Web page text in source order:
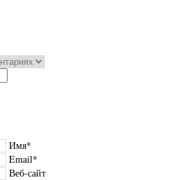
Имя*
Email*
Веб-сайт